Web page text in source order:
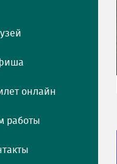
онлайн
работы